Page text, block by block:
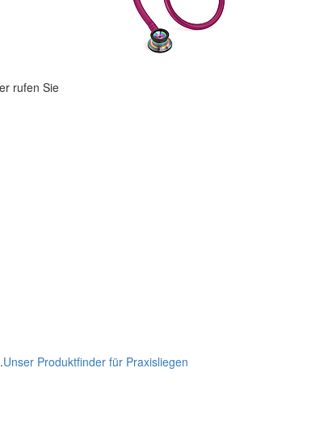
rufen Sie
Unser Produktfinder für Praxisliegen